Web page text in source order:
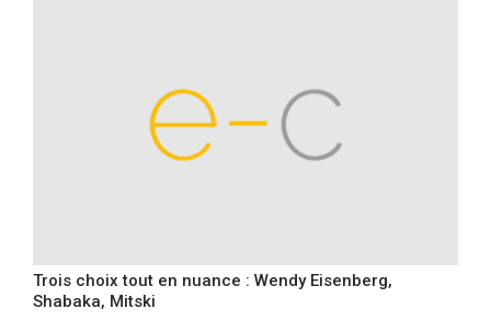
Trois choix tout en nuance : Wendy Eisenberg,
Shabaka, Mitski